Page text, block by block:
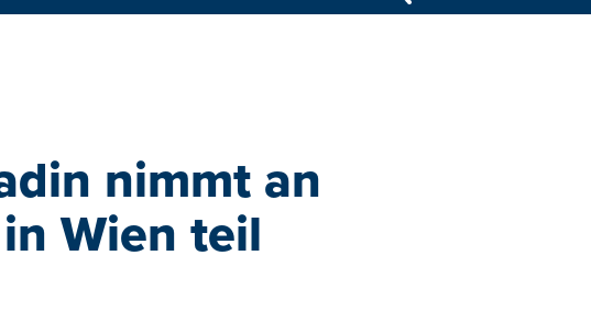
nimmt an
Wien teil